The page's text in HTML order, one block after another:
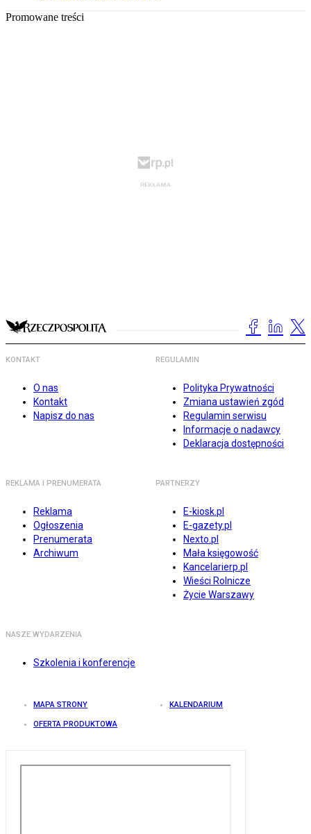
Promowane treści
KONTAKT
O nas
Kontakt
Napisz do nas
REGULAMIN
Polityka Prywatności
Zmiana ustawień zgód
Regulamin serwisu
Informacje o nadawcy
Deklaracja dostępności
REKLAMA I PRENUMERATA
Reklama
Ogłoszenia
Prenumerata
Archiwum
PARTNERZY
E-kiosk.pl
E-gazety.pl
Nexto.pl
Mała księgowość
Kancelarierp.pl
Wieści Rolnicze
Życie Warszawy
NASZE WYDARZENIA
Szkolenia i konferencje
MAPA STRONY KALENDARIUM
OFERTA PRODUKTOWA